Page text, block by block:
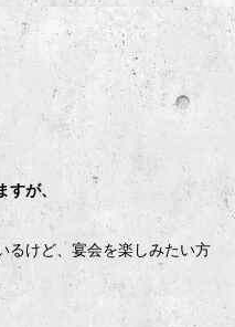
すが、
るけど、宴会を楽しみたい方